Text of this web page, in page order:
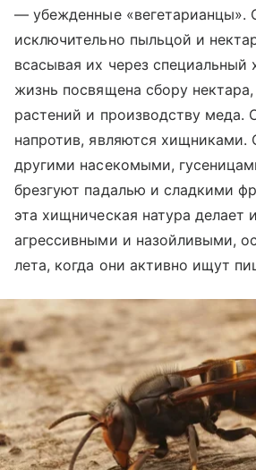
— убежденные «вегетарианцы».
исключительно пыльцой и
всасывая их через специальный
жизнь посвящена сбору
растений и производству
напротив, являются хищниками.
другими насекомыми,
брезгуют падалью и сладкими
эта хищническая натура делает
агрессивными и назойливыми,
лета, когда они активно ищут